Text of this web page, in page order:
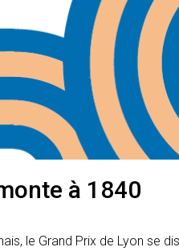
à 1840
le Grand Prix de Lyon se